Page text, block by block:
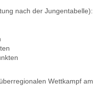
nach der Jungentabelle):
Wettkampf am